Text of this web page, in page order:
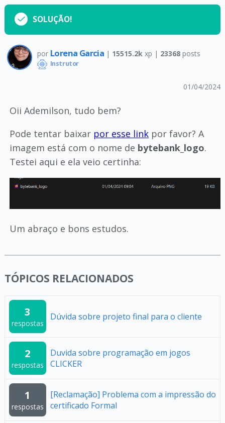
SOLUÇÃO!
por Lorena Garcia | 15515.2k xp | 23368posts
Instrutor
01/04/2024
Oii Ademilson, tudo bem?
Pode tentar baixar por esse linkpor favor? A
imagem está com o nome de bytebank_logo.
Testei aqui e ela veio certinha:
Um abraço e bons estudos.
TÓPICOS RELACIONADOS
3
respostas
Dúvida sobre projeto final para o cliente
2
respostas
Duvida sobre programação em jogos
CLICKER
1
respostas
[Reclamação] Problema com a impressão do
certificado Formal